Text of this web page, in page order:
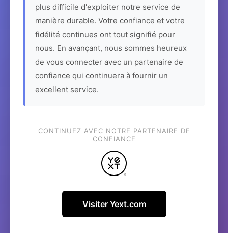
plus difficile d'exploiter notre service de
manière durable. Votre confiance et votre
fidélité continues ont tout signifié pour
nous. En avançant, nous sommes heureux
de vous connecter avec un partenaire de
confiance qui continuera à fournir un
excellent service.
CONTINUEZ AVEC NOTRE PARTENAIRE DE
CONFIANCE
Visiter Yext.com